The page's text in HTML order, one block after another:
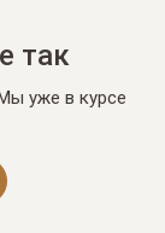
так
уже в курсе